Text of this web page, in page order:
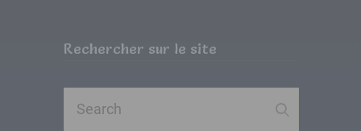
Rechercher sur le site